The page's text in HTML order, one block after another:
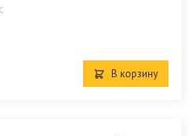
В корзину